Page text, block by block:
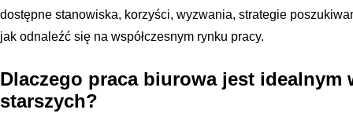
dostępne stanowiska, korzyści, wyzwania, strategie
jak odnaleźć się na współczesnym rynku pracy.
Dlaczego praca biurowa jest idealnym
starszych?